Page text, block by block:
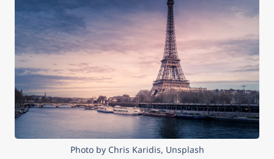
Photo by Chris Karidis, Unsplash